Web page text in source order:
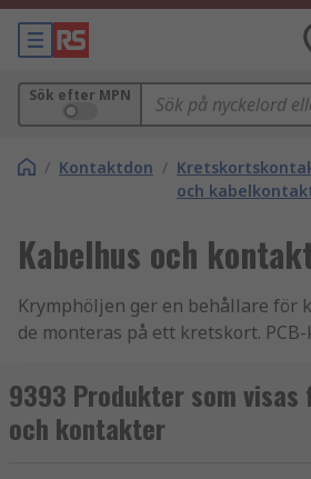
Sök efter MPN
/ Kontaktdon /
och
Kabelhus och
Krymphöljen ger en behållare för
de monteras på ett kretskort.
eller för att ansluta en kabel till
Hur fungerar krymphöljen?
9393 Produkter som visas
och kontakter